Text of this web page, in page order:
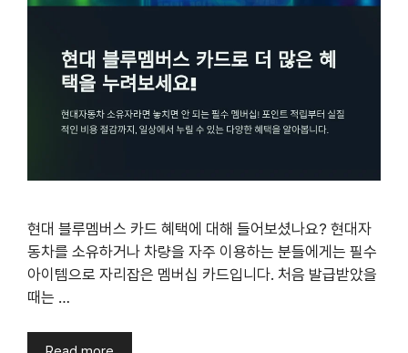
현대 블루멤버스 카드 혜택에 대해 들어보셨나요? 현대자
동차를 소유하거나 차량을 자주 이용하는 분들에게는 필수
아이템으로 자리잡은 멤버십 카드입니다. 처음 발급받았을
때는 …